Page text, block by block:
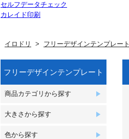
セルフデータチェック
カレイド印刷
イロドリ フリーデザインテンプレート
フリーデザインテンプレート
商品カテゴリから探す
大きさから探す
色から探す